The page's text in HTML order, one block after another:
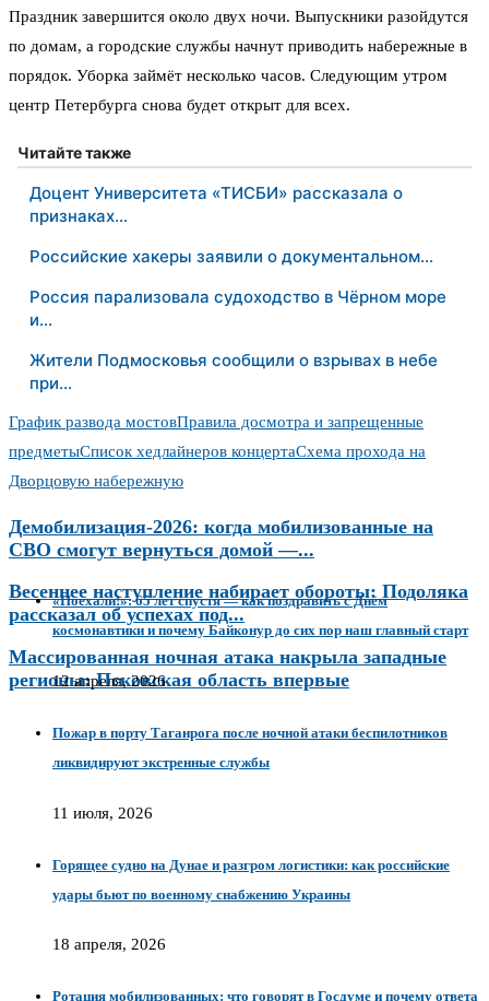
Праздник завершится около двух ночи. Выпускники разойдутся
по домам, а городские службы начнут приводить набережные в
порядок. Уборка займёт несколько часов. Следующим утром
центр Петербурга снова будет открыт для всех.
Читайте также
Доцент Университета «ТИСБИ» рассказала о
признаках…
Российские хакеры заявили о документальном…
Россия парализовала судоходство в Чёрном море
и…
Жители Подмосковья сообщили о взрывах в небе
при…
График развода мостовПравила досмотра и запрещенные
предметыСписок хедлайнеров концертаСхема прохода на
Дворцовую набережную
Демобилизация-2026: когда мобилизованные на
СВО смогут вернуться домой —...
Весеннее наступление набирает обороты: Подоляка
рассказал об успехах под...
Массированная ночная атака накрыла западные
регионы: Псковская область впервые
«Поехали!»: 65 лет спустя — как поздравить с Днём
космонавтики и почему Байконур до сих пор наш главный старт
12 апреля, 2026
Пожар в порту Таганрога после ночной атаки беспилотников
ликвидируют экстренные службы
11 июля, 2026
Горящее судно на Дунае и разгром логистики: как российские
удары бьют по военному снабжению Украины
18 апреля, 2026
Ротация мобилизованных: что говорят в Госдуме и почему ответа